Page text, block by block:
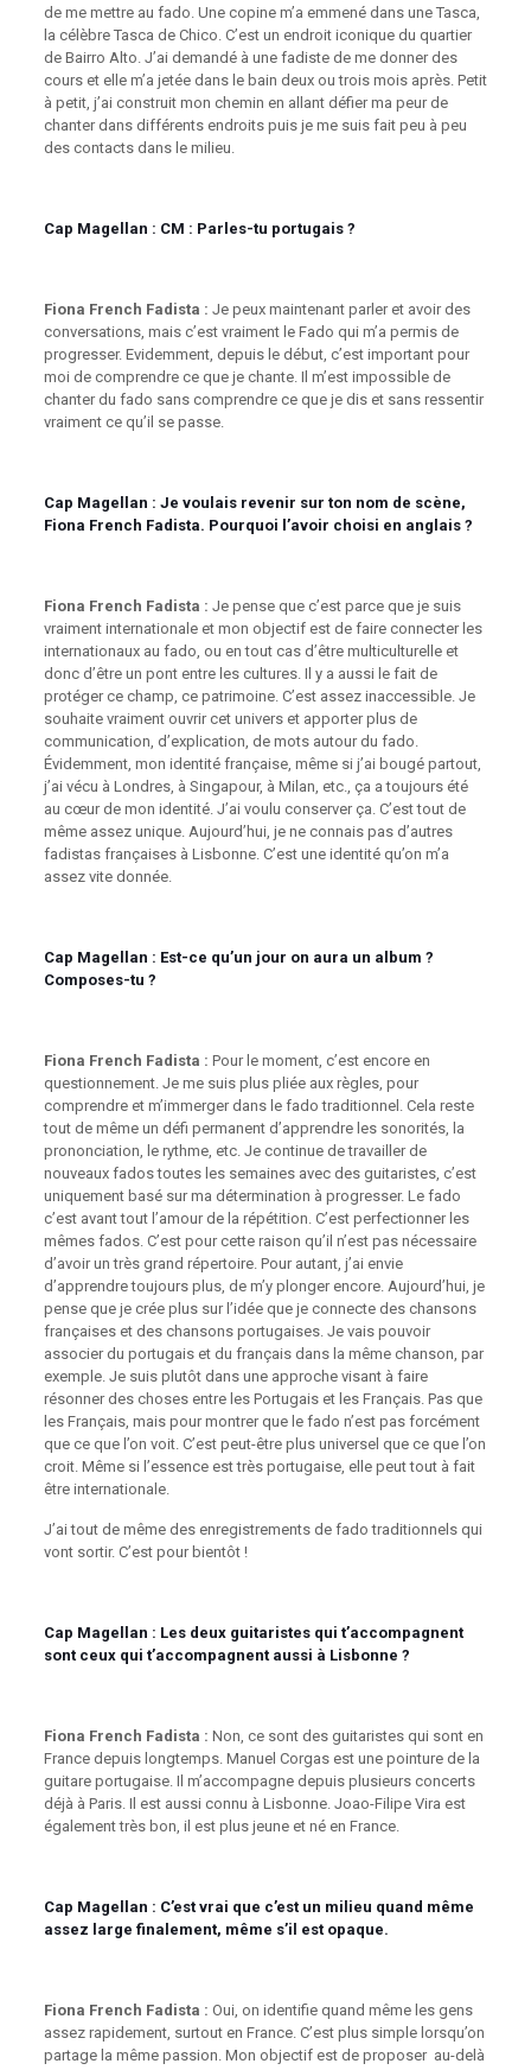
de me mettre au fado. Une copine m’a emmené dans une Tasca,
la célèbre Tasca de Chico. C’est un endroit iconique du quartier
de Bairro Alto. J’ai demandé à une fadiste de me donner des
cours et elle m’a jetée dans le bain deux ou trois mois après. Petit
à petit, j’ai construit mon chemin en allant défier ma peur de
chanter dans différents endroits puis je me suis fait peu à peu
des contacts dans le milieu.
Cap Magellan : CM : Parles-tu portugais ?
Fiona French Fadista : Je peux maintenant parler et avoir des
conversations, mais c’est vraiment le Fado qui m’a permis de
progresser. Evidemment, depuis le début, c’est important pour
moi de comprendre ce que je chante. Il m’est impossible de
chanter du fado sans comprendre ce que je dis et sans ressentir
vraiment ce qu’il se passe.
Cap Magellan : Je voulais revenir sur ton nom de scène,
Fiona French Fadista. Pourquoi l’avoir choisi en anglais ?
Fiona French Fadista : Je pense que c’est parce que je suis
vraiment internationale et mon objectif est de faire connecter les
internationaux au fado, ou en tout cas d’être multiculturelle et
donc d’être un pont entre les cultures. Il y a aussi le fait de
protéger ce champ, ce patrimoine. C’est assez inaccessible. Je
souhaite vraiment ouvrir cet univers et apporter plus de
communication, d’explication, de mots autour du fado.
Évidemment, mon identité française, même si j’ai bougé partout,
j’ai vécu à Londres, à Singapour, à Milan, etc., ça a toujours été
au cœur de mon identité. J’ai voulu conserver ça. C’est tout de
même assez unique. Aujourd’hui, je ne connais pas d’autres
fadistas françaises à Lisbonne. C’est une identité qu’on m’a
assez vite donnée.
Cap Magellan : Est-ce qu’un jour on aura un album ?
Composes-tu ?
Fiona French Fadista : Pour le moment, c’est encore en
questionnement. Je me suis plus pliée aux règles, pour
comprendre et m’immerger dans le fado traditionnel. Cela reste
tout de même un défi permanent d’apprendre les sonorités, la
prononciation, le rythme, etc. Je continue de travailler de
nouveaux fados toutes les semaines avec des guitaristes, c’est
uniquement basé sur ma détermination à progresser. Le fado
c’est avant tout l’amour de la répétition. C’est perfectionner les
mêmes fados. C’est pour cette raison qu’il n’est pas nécessaire
d’avoir un très grand répertoire. Pour autant, j’ai envie
d’apprendre toujours plus, de m’y plonger encore. Aujourd’hui, je
pense que je crée plus sur l’idée que je connecte des chansons
françaises et des chansons portugaises. Je vais pouvoir
associer du portugais et du français dans la même chanson, par
exemple. Je suis plutôt dans une approche visant à faire
résonner des choses entre les Portugais et les Français. Pas que
les Français, mais pour montrer que le fado n’est pas forcément
que ce que l’on voit. C’est peut-être plus universel que ce que l’on
croit. Même si l’essence est très portugaise, elle peut tout à fait
être internationale.
J’ai tout de même des enregistrements de fado traditionnels qui
vont sortir. C’est pour bientôt !
Cap Magellan : Les deux guitaristes qui t’accompagnent
sont ceux qui t’accompagnent aussi à Lisbonne ?
Fiona French Fadista : Non, ce sont des guitaristes qui sont en
France depuis longtemps. Manuel Corgas est une pointure de la
guitare portugaise. Il m’accompagne depuis plusieurs concerts
déjà à Paris. Il est aussi connu à Lisbonne. Joao-Filipe Vira est
également très bon, il est plus jeune et né en France.
Cap Magellan : C’est vrai que c’est un milieu quand même
assez large finalement, même s’il est opaque.
Fiona French Fadista : Oui, on identifie quand même les gens
assez rapidement, surtout en France. C’est plus simple lorsqu’on
partage la même passion. Mon objectif est de proposer au-delà